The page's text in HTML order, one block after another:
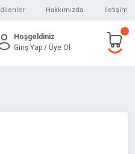
Hakkımızda İletişim
Hoşgeldiniz
Giriş Yap / Üye Ol